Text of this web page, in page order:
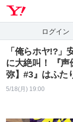
ログイン
「俺らホヤ!?」
に大絶叫！ 『
弥】#3』はふた
5/18(月) 19:00